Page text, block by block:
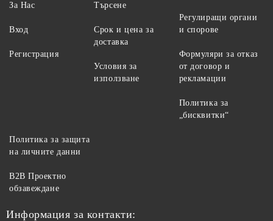
За Нас
Вход
Регистрация
Търсене
Срок и цена за
доставка
Условия за
използване
Регулиращи органи
и спорове
Формуляри за отказ
от договор и
рекламации
Политика за
„бисквитки“
Политика за защита
на личните данни
B2B Проектно
обзавеждане
Информация за контакти: